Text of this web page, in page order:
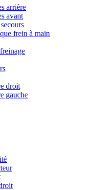
arrière
avant
frein à main
droit
gauche